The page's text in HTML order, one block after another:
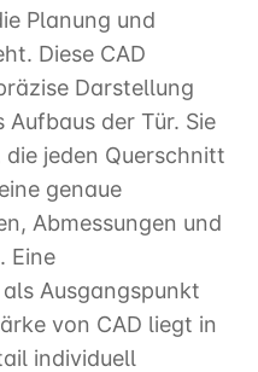
Planung und
Diese CAD
Darstellung
der Tür. Sie
jeden Querschnitt
genaue
Abmessungen und
Eine
Ausgangspunkt
von CAD liegt in
individuell